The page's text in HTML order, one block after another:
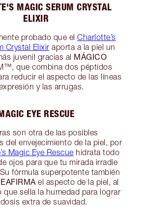
MAGIC SERUM CRYSTAL
ELIXIR
probado que el Charlotte’s
Crystal Elixir aporta a la piel un
juvenil gracias al MÁGICO
que combina dos péptidos
reducir el aspecto de las líneas
y las arrugas.
EYE RESCUE
son otra de las posibles
del envejecimiento de la piel, por
Magic Eye Rescue hidrata todo
ojos para que tu mirada irradie
fórmula superpotente también
el aspecto de la piel, al
que sella la humedad para lograr
extra de suavidad.